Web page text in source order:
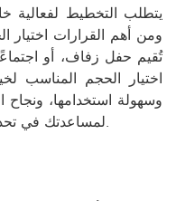
يتطلب التخطيط لفعالية
ومن أهم القرارات اختيار
تُقيم حفل زفاف، أو
اختيار الحجم المناسب
وسهولة استخدامها،
لمساعدتك في تحديد حجم خيمة الفعاليات التي تحتاجها.